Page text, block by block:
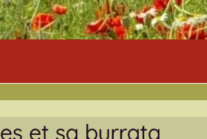
et sa burrata